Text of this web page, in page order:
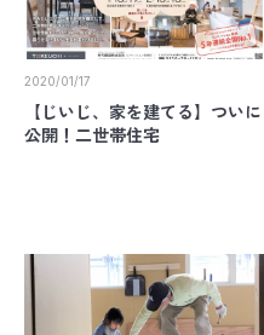
2020/01/17
【じいじ、家を建てる】ついに
公開！二世帯住宅